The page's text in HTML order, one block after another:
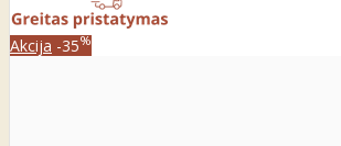
Akcija -35%